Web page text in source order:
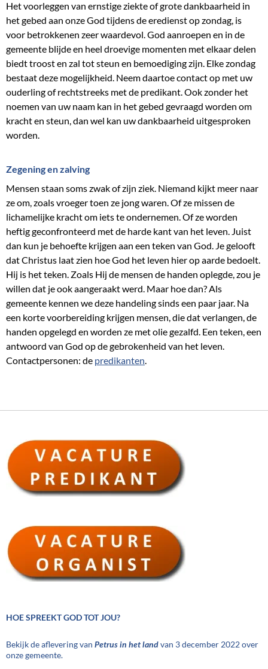
Het voorleggen van ernstige ziekte of grote dankbaarheid in
het gebed aan onze God tijdens de eredienst op zondag, is
voor betrokkenen zeer waardevol. God aanroepen en in de
gemeente blijde en heel droevige momenten met elkaar delen
biedt troost en zal tot steun en bemoediging zijn. Elke zondag
bestaat deze mogelijkheid. Neem daartoe contact op met uw
ouderling of rechtstreeks met de predikant. Ook zonder het
noemen van uw naam kan in het gebed gevraagd worden om
kracht en steun, dan wel kan uw dankbaarheid uitgesproken
worden.
Zegening en zalving
Mensen staan soms zwak of zijn ziek. Niemand kijkt meer naar
ze om, zoals vroeger toen ze jong waren. Of ze missen de
lichamelijke kracht om iets te ondernemen. Of ze worden
heftig geconfronteerd met de harde kant van het leven. Juist
dan kun je behoefte krijgen aan een teken van God. Je gelooft
dat Christus laat zien hoe God het leven hier op aarde bedoelt.
Hij is het teken. Zoals Hij de mensen de handen oplegde, zou je
willen dat je ook aangeraakt werd. Maar hoe dan? Als
gemeente kennen we deze handeling sinds een paar jaar. Na
een korte voorbereiding krijgen mensen, die dat verlangen, de
handen opgelegd en worden ze met olie gezalfd. Een teken, een
antwoord van God op de gebrokenheid van het leven.
Contactpersonen: de predikanten.
HOE SPREEKT GOD TOT JOU?
Bekijk de aflevering van Petrus in het landvan 3 december 2022 over
onze gemeente.